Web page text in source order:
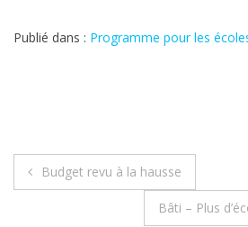
Publié dans : Programme pour les
Navigation
Budget revu à la hausse
Bâti – Plus